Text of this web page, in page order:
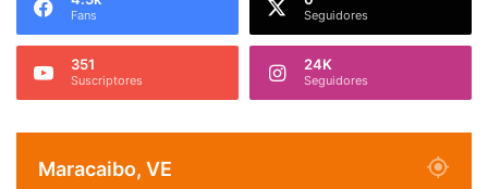
Fans Seguidores
351
Suscriptores
24K
Seguidores
Maracaibo, VE